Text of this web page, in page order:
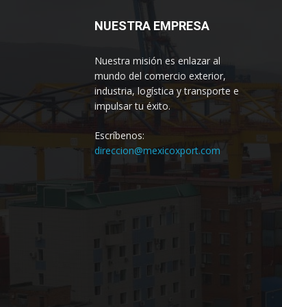
NUESTRA EMPRESA
Nuestra misión es enlazar al
mundo del comercio exterior,
industria, logística y transporte e
impulsar tu éxito.
Escríbenos:
direccion@mexicoxport.com